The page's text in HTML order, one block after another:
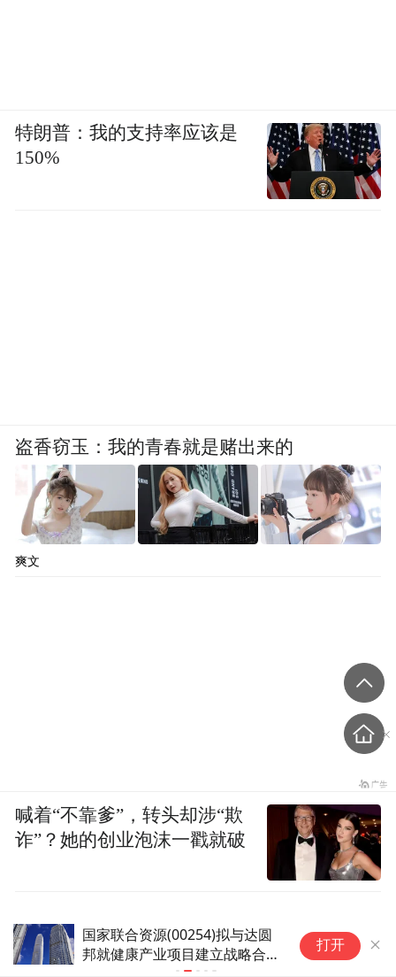
国家联合资源(00254)拟与达圆
邦就健康产业项目建立战略合作
打开
特朗普：我的支持率应该是
150%
盗香窃玉：我的青春就是赌出来的
爽文
喊着“不靠爹”，转头却涉“欺
诈”？她的创业泡沫一戳就破